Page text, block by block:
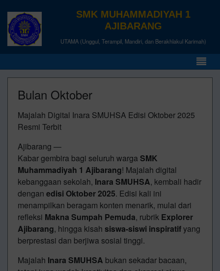
SMK MUHAMMADIYAH 1
AJIBARANG
UTAMA (Unggul, Terampil, Mandiri, dan Berakhlakul Karimah)
Bulan Oktober
Majalah Digital Inara SMUHSA Edisi Oktober 2025
Resmi Terbit
Ajibarang —
Kabar gembira bagi seluruh warga SMK
Muhammadiyah 1 Ajibarang! Majalah digital
kebanggaan sekolah, Inara SMUHSA, kembali hadir
dengan edisi Oktober 2025. Edisi kali ini
menampilkan beragam konten menarik, mulai dari
refleksi Makna Sumpah Pemuda, rubrik Explorer
Ajibarang, hingga kisah siswa-siswi inspiratifyang
berprestasi dan berjiwa sosial tinggi.
Majalah Inara SMUHSA bukan sekadar bacaan,